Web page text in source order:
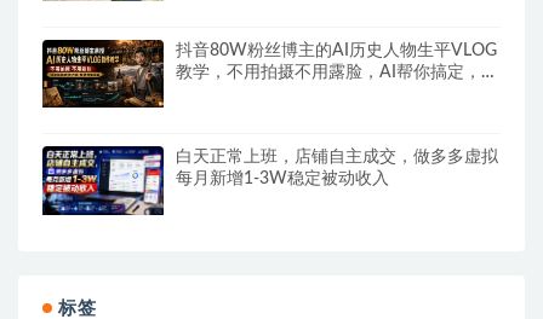
抖音80W粉丝博主的AI历史人物生平VLOG
教学，不用拍摄不用露脸，AI帮你搞定，轻
白天正常上班，店铺自主成交，做多多虚拟
每月新增1-3W稳定被动收入
标签